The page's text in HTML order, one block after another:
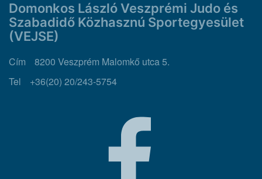
Domonkos László Veszprémi Judo és
Szabadidő Közhasznú Sportegyesület
(VEJSE)
Cím
8200 Veszprém Malomkő utca 5.
Tel
+36(20) 20/243-5754